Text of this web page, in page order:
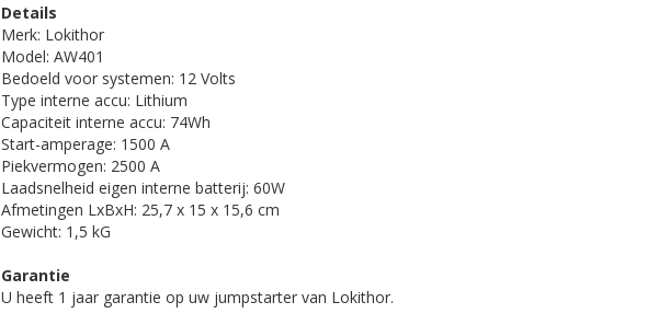
Details
Merk: ‎Lokithor
Model: ‎‎AW401
Bedoeld voor systemen: ‎‎12 Volts
Type interne accu: ‎‎Lithium
Capaciteit interne accu: ‎‎74Wh
Start-amperage: ‎‎1500 A
Piekvermogen: ‎‎‎2500 A
Laadsnelheid eigen interne batterij: ‎‎60W
Afmetingen LxBxH: ‎25,7 x 15 x 15,6 cm
Gewicht: ‎‎‎1,5 kG
Garantie
U heeft 1 jaar garantie op uw jumpstarter van Lokithor.